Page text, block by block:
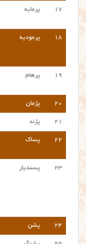
۱۷ پرمایه
۱۸ پرمودیه
۱۹ پرهام
۲۰ پژمان
۲۱ پژند
۲۲ پساک
۲۳ پسندیار
۲۴ پشن